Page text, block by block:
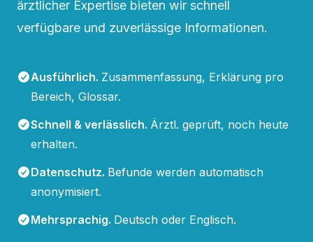
ärztlicher Expertise bieten wir schnell
verfügbare und zuverlässige Informationen.
Ausführlich. Zusammenfassung, Erklärung pro
Bereich, Glossar.
Schnell & verlässlich. Ärztl. geprüft, noch heute
erhalten.
Datenschutz. Befunde werden automatisch
anonymisiert.
Mehrsprachig. Deutsch oder Englisch.